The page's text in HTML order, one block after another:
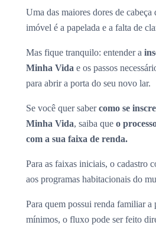
Uma das maiores dores de cabeça
imóvel é a papelada e a falta de
Mas fique tranquilo: entender a
Minha Vida e os passos
para abrir a porta do seu novo lar.
Se você quer sabercomo se
Minha Vida, saiba que o
com a sua faixa de renda.
Para as faixas iniciais, o cadastro
aos programas habitacionais do
Para quem possui renda familiar a
mínimos, o fluxo pode ser feito